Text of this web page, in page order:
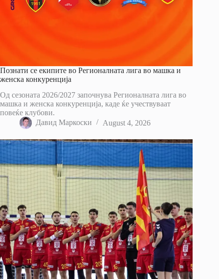
Познати се екипите во Регионалната лига во машка и
женска конкуренција
Од сезоната 2026/2027 започнува Регионалната лига во
машка и женска конкуренција, каде ќе учествуваат
повеќе клубови.
Давид Маркоски
August 4, 2026